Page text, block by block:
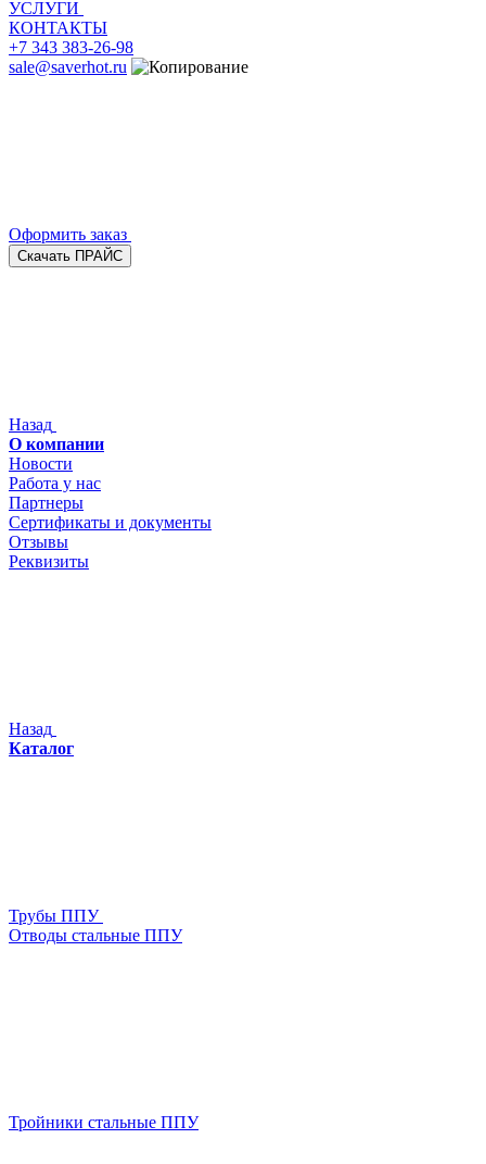
УСЛУГИ
КОНТАКТЫ
+7 343 383-26-98
sale@saverhot.ru
Оформить заказ
Скачать ПРАЙС
Назад
О компании
Новости
Работа у нас
Партнеры
Сертификаты и документы
Отзывы
Реквизиты
Назад
Каталог
Трубы ППУ
Отводы стальные ППУ
Тройники стальные ППУ